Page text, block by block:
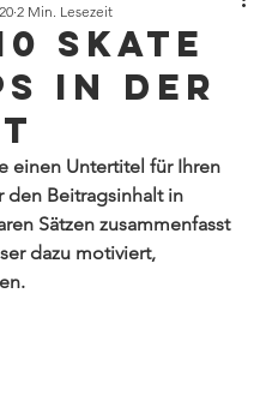
Skate
in der
2 Min. Lesezeit
einen Untertitel für Ihren
den Beitragsinhalt in
Sätzen zusammenfasst
dazu motiviert,